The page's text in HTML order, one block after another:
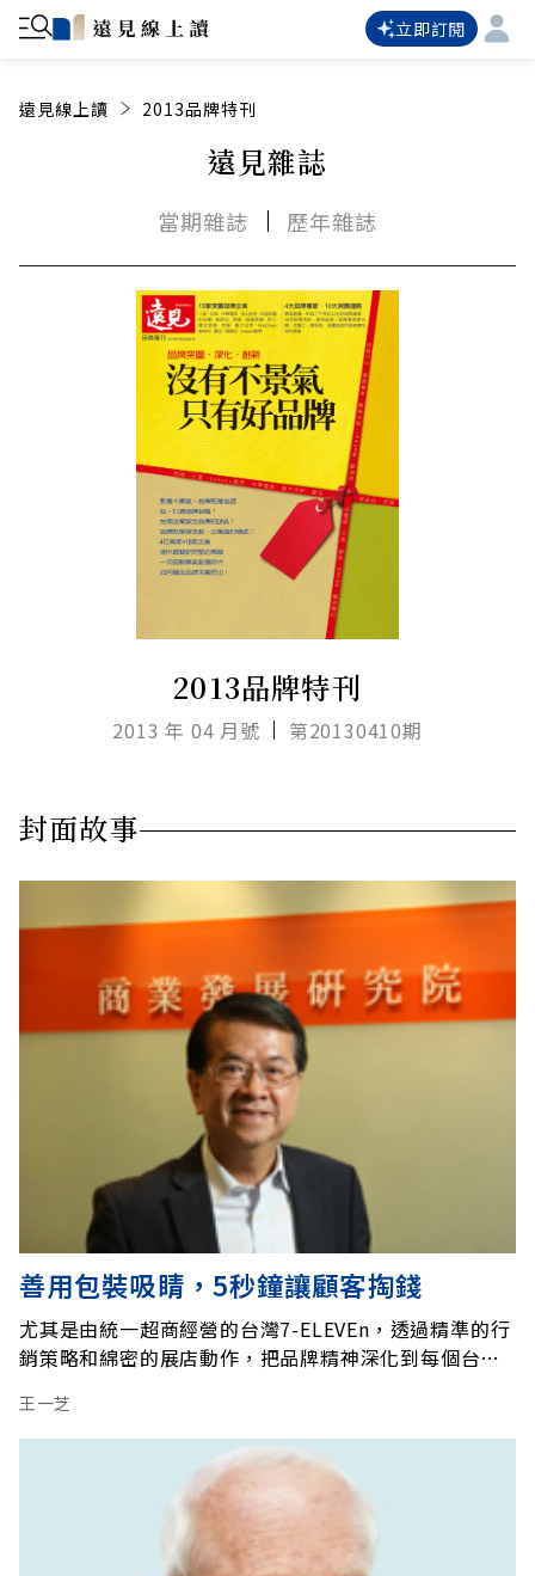
立即訂閱
遠見線上讀 2013品牌特刊
遠見雜誌
當期雜誌 歷年雜誌
2013品牌特刊
2013 年 04 月號 第20130410期
封面故事
善用包裝吸睛，5秒鐘讓顧客掏錢
尤其是由統一超商經營的台灣7-ELEVEn，透過精準的行
銷策略和綿密的展店動作，把品牌精神深化到每個台灣
極運用過去的成功經驗，建立City Café、7-SELECT等
自有商品品牌，甚至像康是美藥妝店、四川量販店優瑪
特等自有通路品牌。 過
王一芝